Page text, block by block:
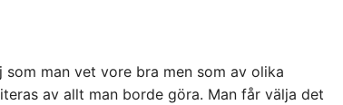
som man vet vore bra men som av olika
av allt man borde göra. Man får välja det